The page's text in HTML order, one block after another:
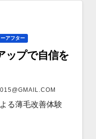
アフター
ップで自信を
る薄毛改善体験